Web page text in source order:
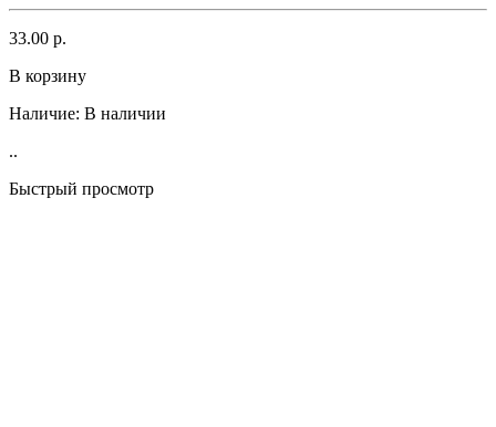
33.00 р.
В корзину
Наличие: В наличии
..
Быстрый просмотр